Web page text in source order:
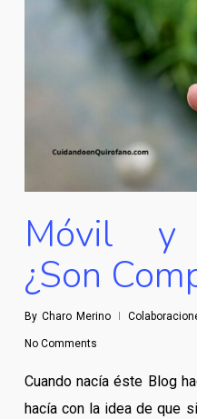
Móvil y
¿Son
By Charo Merino
No Comments
Cuando nacía éste Blog
hacía con la idea de que